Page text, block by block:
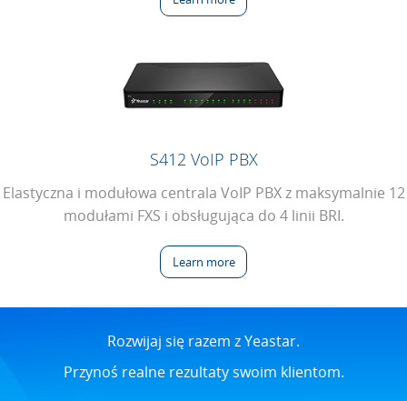
S412 VoIP PBX
Elastyczna i modułowa centrala VoIP PBX z maksymalnie 12
modułami FXS i obsługująca do 4 linii BRI.
Learn more
Rozwijaj się razem z Yeastar.
Przynoś realne rezultaty swoim klientom.